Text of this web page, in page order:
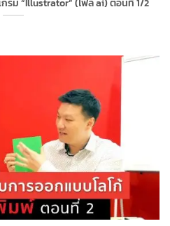
รม “Illustrator” (ไฟล์ ai) ตอนที่ 1/2